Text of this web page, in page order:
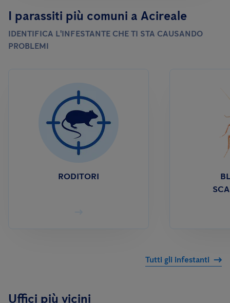
I parassiti più comuni a Acireale
IDENTIFICA L'INFESTANTE CHE TI STA CAUSANDO
PROBLEMI
RODITORI
Tutti gli infestanti
Uffici più vicini